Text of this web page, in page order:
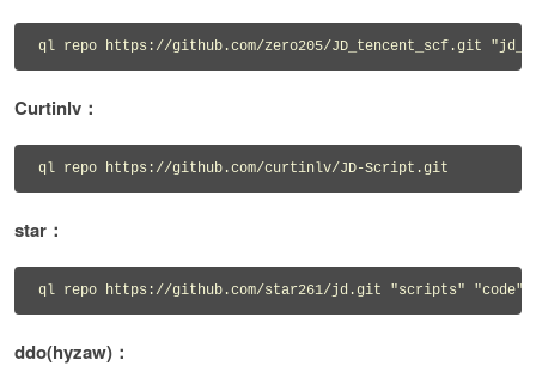
ql repo https://github.com/zero205/JD_tencent_scf.git
Curtinlv：
ql repo https://github.com/curtinlv/JD-Script.git
star：
ql repo https://github.com/star261/jd.git "scripts" "code"
ddo(hyzaw)：